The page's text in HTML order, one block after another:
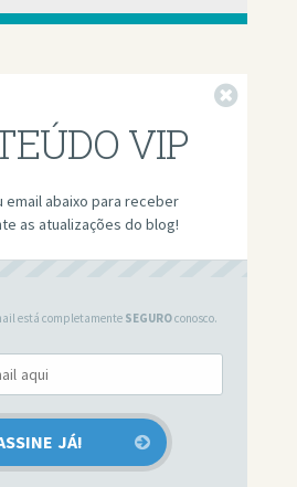
VIP
email abaixo para receber
as atualizações do blog!
está completamente SEGUROconosco.